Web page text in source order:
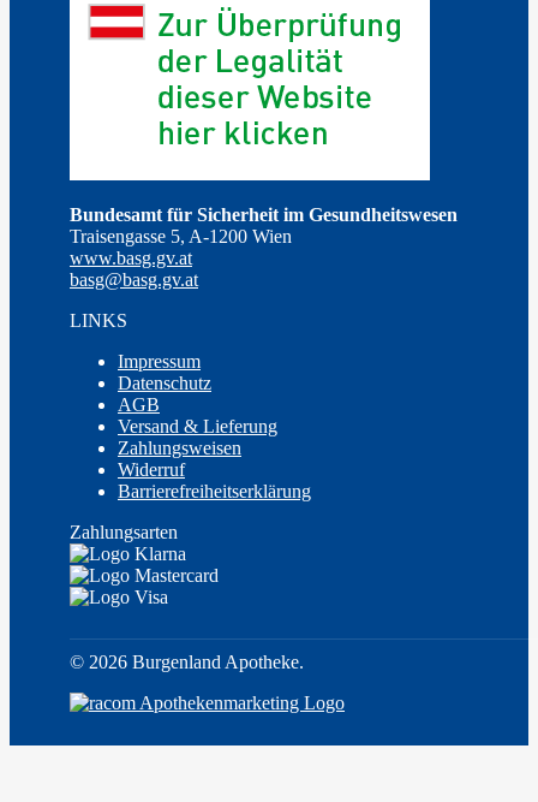
Bundesamt für Sicherheit im Gesundheitswesen
Traisengasse 5, A-1200 Wien
www.basg.gv.at
basg@basg.gv.at
LINKS
Impressum
Datenschutz
AGB
Versand & Lieferung
Zahlungsweisen
Widerruf
Barrierefreiheitserklärung
Zahlungsarten
© 2026 Burgenland Apotheke.